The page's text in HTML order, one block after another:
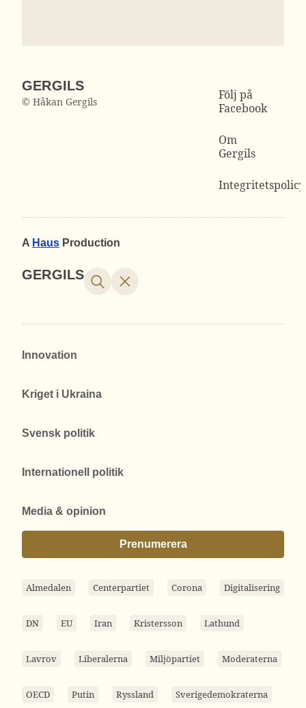
GERGILS
© Håkan Gergils
Följ på
Facebook
Om
Gergils
Integritetspolicy
A Haus Production
GERGILS
Innovation
Kriget i Ukraina
Svensk politik
Internationell politik
Media & opinion
Prenumerera
Almedalen Centerpartiet Corona Digitalisering
DN EU Iran Kristersson Lathund
Lavrov Liberalerna Miljöpartiet Moderaterna
OECD Putin Ryssland Sverigedemokraterna